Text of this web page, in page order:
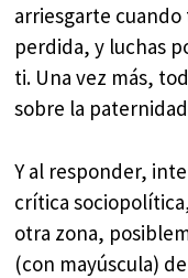
arriesgarte
perdida, y luchas
ti. Una vez más,
sobre la
Y al responder,
crítica
otra zona,
(con mayúscula)